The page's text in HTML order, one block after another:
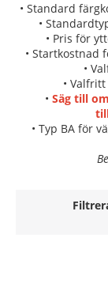
• Standard
•
• Pris för
• Startkostnad
•
•
• Säg till
• Typ BA för